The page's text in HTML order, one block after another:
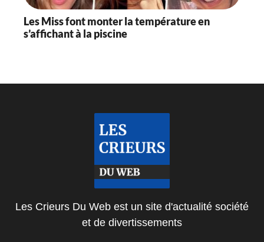
Les Miss font monter la température en
s’affichant à la piscine
Les Crieurs Du Web est un site d'actualité société
et de divertissements